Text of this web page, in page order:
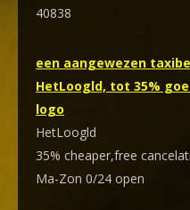
40838
een aangewezen
HetLoogld, tot 35%
logo
HetLoogld
35% cheaper,free
Ma-Zon 0/24 open